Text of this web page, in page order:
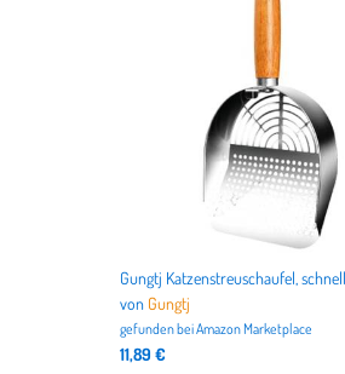
von Gungtj
gefunden beiAmazon Marketplace
11,89 €